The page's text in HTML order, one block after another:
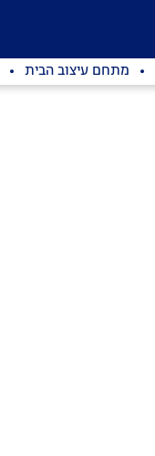
מתחם עיצוב הבית